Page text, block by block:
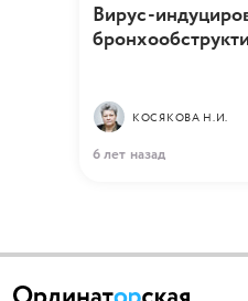
Вирус-
КОСЯКОВА Н.И.
6 лет назад